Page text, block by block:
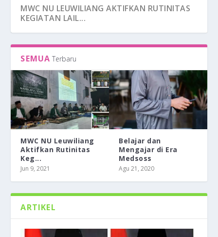
BENARKAH YAHUDI DAN NASRANI TIDAK
RELA DENGAN ISLA...
MWC NU LEUWILIANG AKTIFKAN RUTINITAS
KEGIATAN LAIL...
BELAJAR DAN MENGAJAR DI ERA MEDSOSS
TEMANKU SYAFAATKU
BERPIKIR TERTIB ALA PESANTREN
BERDAKWAH DAN BERFATWA HANYA
DENGAN MODAL SATU AYA...
SEMUA Terbaru
MWC NU Leuwiliang
Aktifkan Rutinitas
Keg...
Jun 9, 2021
Belajar dan
Mengajar di Era
Medsoss
Agu 21, 2020
ARTIKEL